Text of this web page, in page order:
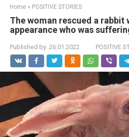
Home » POSITIVE STORIES
The woman rescued a rabbit
appearance who was
Published by: 26.01.2022 POSITIVE